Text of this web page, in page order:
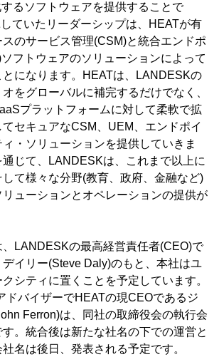
るソフトウェアを提供することで
ていたリーダーシップは、HEATが有
のサービス管理(CSM)と統合エンドポ
フトウェアのソリューションによって
になります。HEATは、LANDESKの
をグローバルに補完するだけでなく、
プラットフォームに対して柔軟で拡
セキュアなCSM、UEM、エンドポイ
・ソリューションを提供していきま
じて、LANDESKは、これまで以上に
て様々な分野(教育、政府、金融など)
ューションとオペレーションの提供が
LANDESKの最高経営責任者(CEO)で
イリー(Steve Daly)のもと、本社はユ
シティに置くことを予定しています。
ドバイザーでHEATの現CEOであるジ
Ferron)は、同社の取締役会の執行会
。統合後は新たな社名の下での運営と
名は後日、発表される予定です。